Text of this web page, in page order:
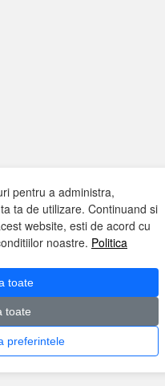
pentru a administra,
ta de utilizare. Continuand si
website, esti de acord cu
noastre. Politica
toate
toate
preferintele